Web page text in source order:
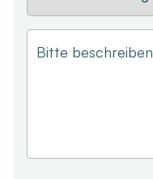
Bitte